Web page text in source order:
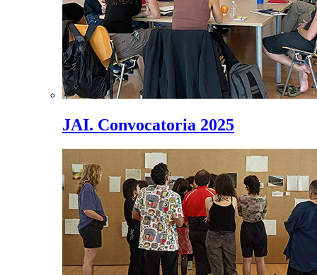
JAI. Convocatoria 2025